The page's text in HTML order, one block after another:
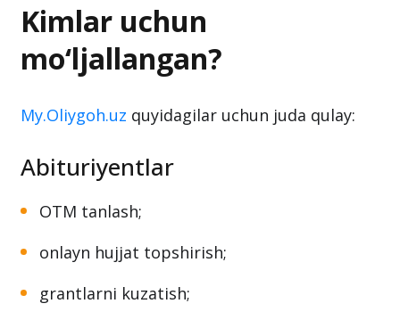
Kimlar uchun
mo‘ljallangan?
My.Oliygoh.uz quyidagilar uchun juda qulay:
Abituriyentlar
OTM tanlash;
onlayn hujjat topshirish;
grantlarni kuzatish;